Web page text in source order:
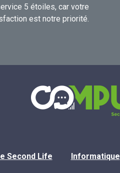
5 étoiles, car votre
est notre priorité.
Informatique
Second Life